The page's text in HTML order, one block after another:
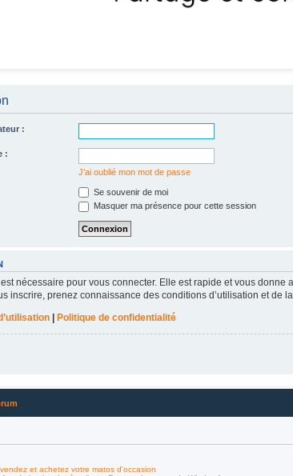
:
:
J’ai oublié mon mot de passe
Se souvenir de moi
Masquer ma présence pour cette session
est nécessaire pour vous connecter. Elle est rapide et vous
inscrire, prenez connaissance des conditions d’utilisation et
Politique de confidentialité
et achetez votre matos d'occasion